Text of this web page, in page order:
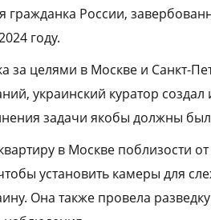
гражданка России,
году.
за целями в Москве и Санкт-
украинский куратор
задачи якобы должны
в Москве поблизости
установить камеры для
Она также провела